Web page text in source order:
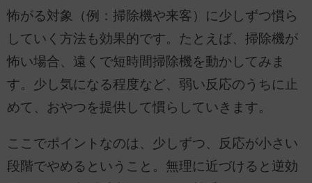
怖がる対象（例：掃除機や来客）に少しずつ慣ら
していく方法も効果的です。たとえば、掃除機が
怖い場合、遠くで短時間掃除機を動かしてみま
す。少し気になる程度など、弱い反応のうちに止
めて、おやつを提供して慣らしていきます。
ここでポイントなのは、少しずつ、反応が小さい
段階でやめるということ。無理に近づけると逆効